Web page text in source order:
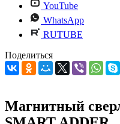
YouTube
WhatsApp
RUTUBE
Поделиться
Магнитный